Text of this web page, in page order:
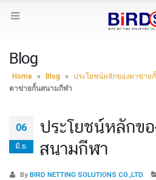
Blog
Home » Blog » ประโยชน์หลักของตาข่าย
ตาข่ายกั้นสนามกีฬา
06
มิ.ย.
ประโยชน์หลักข
สนามกีฬา
By BIRD NETTING SOLUTIONS CO.,LTD.